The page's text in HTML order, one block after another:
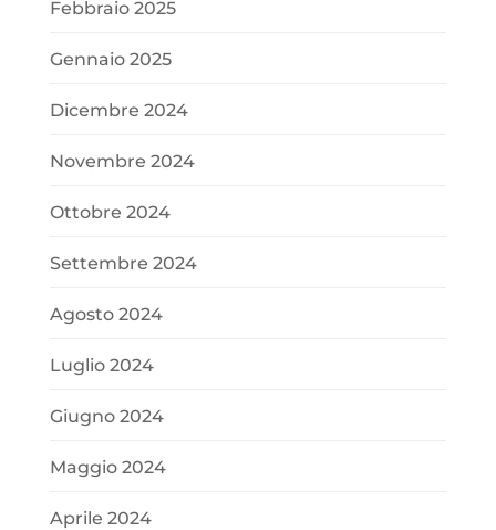
Febbraio 2025
Gennaio 2025
Dicembre 2024
Novembre 2024
Ottobre 2024
Settembre 2024
Agosto 2024
Luglio 2024
Giugno 2024
Maggio 2024
Aprile 2024